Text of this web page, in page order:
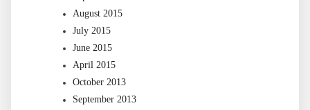
August 2015
July 2015
June 2015
April 2015
October 2013
September 2013